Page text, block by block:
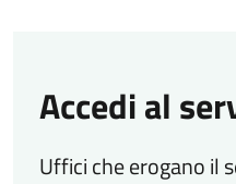
Accedi al
Uffici che erogano il